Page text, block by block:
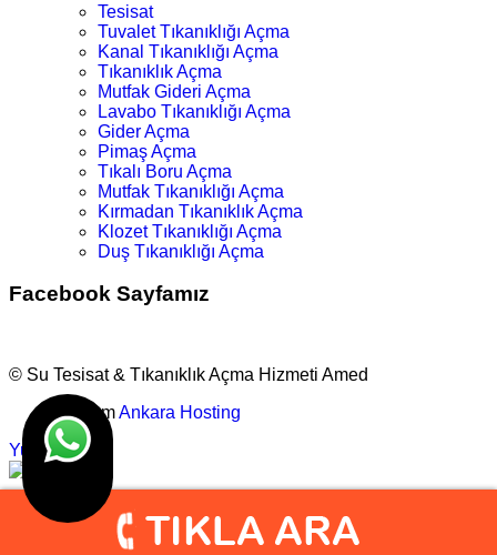
Tesisat
Tuvalet Tıkanıklığı Açma
Kanal Tıkanıklığı Açma
Tıkanıklık Açma
Mutfak Gideri Açma
Lavabo Tıkanıklığı Açma
Gider Açma
Pimaş Açma
Tıkalı Boru Açma
Mutfak Tıkanıklığı Açma
Kırmadan Tıkanıklık Açma
Klozet Tıkanıklığı Açma
Duş Tıkanıklığı Açma
Facebook Sayfamız
© Su Tesisat & Tıkanıklık Açma Hizmeti Amed
TasarımAnkara Hosting
Yukarı
info@amedtesisat.com
0.505.777 1632